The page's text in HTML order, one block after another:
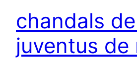
chandals
juventus de